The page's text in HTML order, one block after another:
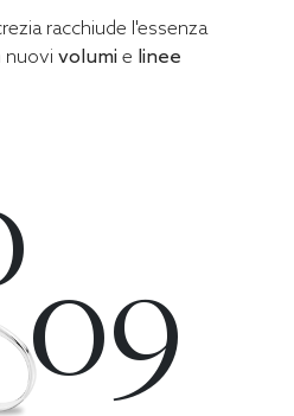
racchiude l'essenza
nuovi volumi e linee
09